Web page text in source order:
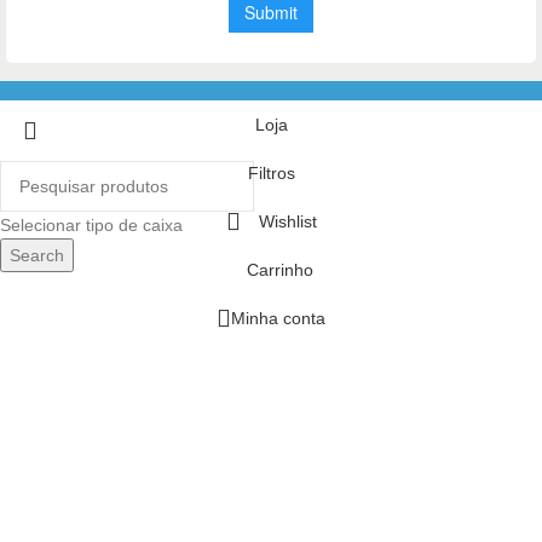
Selecionar tipo de caixa
Search
Loja
Filtros
Wishlist
Carrinho
Minha conta